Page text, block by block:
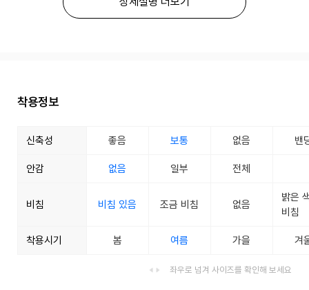
착용정보
신축성 좋음 보통 없음 밴
안감 없음 일부 전체
비침 비침 있음 조금 비침 없음
밝은
비침
착용시기 봄 여름 가을 겨
좌우로 넘겨 사이즈를 확인해 보세요